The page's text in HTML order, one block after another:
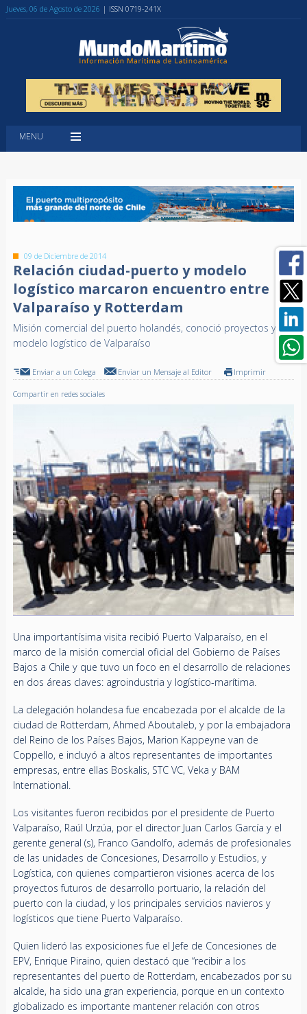
Jueves, 06 de Agosto de 2026 | ISSN 0719-241X
MENU
09 de Diciembre de 2014
Relación ciudad-puerto y modelo
logístico marcaron encuentro entre
Valparaíso y Rotterdam
Misión comercial del puerto holandés, conoció proyectos y
modelo logístico de Valparaíso
Enviar a un Colega Enviar un Mensaje al Editor Imprimir
Compartir en redes sociales
Una importantísima visita recibió Puerto Valparaíso, en el
marco de la misión comercial oficial del Gobierno de Países
Bajos a Chile y que tuvo un foco en el desarrollo de relaciones
en dos áreas claves: agroindustria y logístico-marítima.
La delegación holandesa fue encabezada por el alcalde de la
ciudad de Rotterdam, Ahmed Aboutaleb, y por la embajadora
del Reino de los Países Bajos, Marion Kappeyne van de
Coppello, e incluyó a altos representantes de importantes
empresas, entre ellas Boskalis, STC VC, Veka y BAM
International.
Los visitantes fueron recibidos por el presidente de Puerto
Valparaíso, Raúl Urzúa, por el director Juan Carlos García y el
gerente general (s), Franco Gandolfo, además de profesionales
de las unidades de Concesiones, Desarrollo y Estudios, y
Logística, con quienes compartieron visiones acerca de los
proyectos futuros de desarrollo portuario, la relación del
puerto con la ciudad, y los principales servicios navieros y
logísticos que tiene Puerto Valparaíso.
Quien lideró las exposiciones fue el Jefe de Concesiones de
EPV, Enrique Piraino, quien destacó que “recibir a los
representantes del puerto de Rotterdam, encabezados por su
alcalde, ha sido una gran experiencia, porque en un contexto
globalizado es importante mantener relación con otros